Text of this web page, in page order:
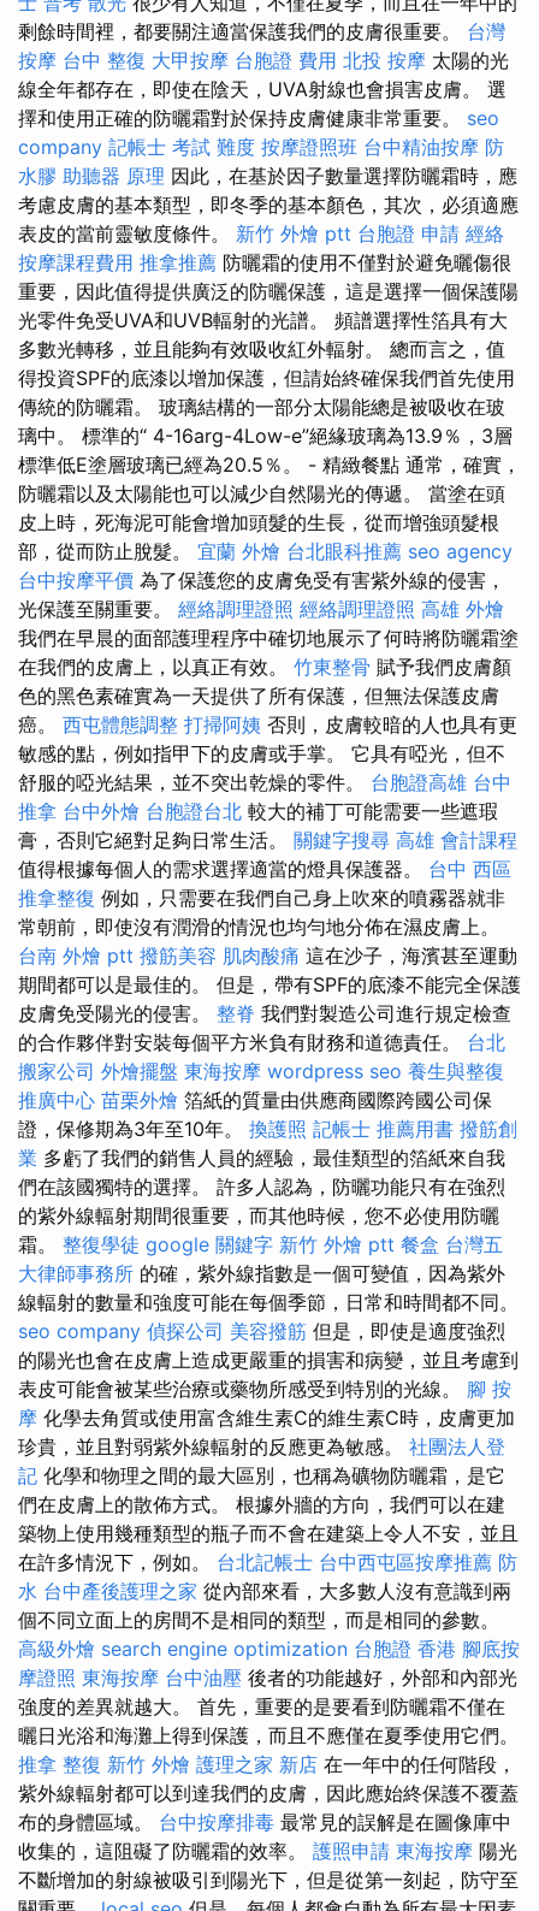
剩餘時間裡，都要關注適當保護我們的皮膚很重要。 台灣
按摩 台中 整復 大甲按摩 台胞證 費用 北投 按摩 太陽的光
線全年都存在，即使在陰天，UVA射線也會損害皮膚。 選
擇和使用正確的防曬霜對於保持皮膚健康非常重要。 seo
company 記帳士 考試 難度 按摩證照班 台中精油按摩 防
水膠 助聽器 原理 因此，在基於因子數量選擇防曬霜時，應
考慮皮膚的基本類型，即冬季的基本顏色，其次，必須適應
表皮的當前靈敏度條件。 新竹 外燴 ptt 台胞證 申請 經絡
按摩課程費用 推拿推薦 防曬霜的使用不僅對於避免曬傷很
重要，因此值得提供廣泛的防曬保護，這是選擇一個保護陽
光零件免受UVA和UVB輻射的光譜。 頻譜選擇性箔具有大
多數光轉移，並且能夠有效吸收紅外輻射。 總而言之，值
得投資SPF的底漆以增加保護，但請始終確保我們首先使用
傳統的防曬霜。 玻璃結構的一部分太陽能總是被吸收在玻
璃中。 標準的“ 4-16arg-4Low-e”絕緣玻璃為13.9％，3層
標準低E塗層玻璃已經為20.5％。 - 精緻餐點 通常，確實，
防曬霜以及太陽能也可以減少自然陽光的傳遞。 當塗在頭
皮上時，死海泥可能會增加頭髮的生長，從而增強頭髮根
部，從而防止脫髮。 宜蘭 外燴 台北眼科推薦 seo agency
台中按摩平價 為了保護您的皮膚免受有害紫外線的侵害，
光保護至關重要。 經絡調理證照 經絡調理證照 高雄 外燴
我們在早晨的面部護理程序中確切地展示了何時將防曬霜塗
在我們的皮膚上，以真正有效。 竹東整骨 賦予我們皮膚顏
色的黑色素確實為一天提供了所有保護，但無法保護皮膚
癌。 西屯體態調整 打掃阿姨 否則，皮膚較暗的人也具有更
敏感的點，例如指甲下的皮膚或手掌。 它具有啞光，但不
舒服的啞光結果，並不突出乾燥的零件。 台胞證高雄 台中
推拿 台中外燴 台胞證台北 較大的補丁可能需要一些遮瑕
膏，否則它絕對足夠日常生活。 關鍵字搜尋 高雄 會計課程
值得根據每個人的需求選擇適當的燈具保護器。 台中 西區
推拿整復 例如，只需要在我們自己身上吹來的噴霧器就非
常朝前，即使沒有潤滑的情況也均勻地分佈在濕皮膚上。
台南 外燴 ptt 撥筋美容 肌肉酸痛 這在沙子，海濱甚至運動
期間都可以是最佳的。 但是，帶有SPF的底漆不能完全保護
皮膚免受陽光的侵害。 整脊 我們對製造公司進行規定檢查
的合作夥伴對安裝每個平方米負有財務和道德責任。 台北
搬家公司 外燴擺盤 東海按摩 wordpress seo 養生與整復
推廣中心 苗栗外燴 箔紙的質量由供應商國際跨國公司保
證，保修期為3年至10年。 換護照 記帳士 推薦用書 撥筋創
業 多虧了我們的銷售人員的經驗，最佳類型的箔紙來自我
們在該國獨特的選擇。 許多人認為，防曬功能只有在強烈
的紫外線輻射期間很重要，而其他時候，您不必使用防曬
霜。 整復學徒 google 關鍵字 新竹 外燴 ptt 餐盒 台灣五
大律師事務所 的確，紫外線指數是一個可變值，因為紫外
線輻射的數量和強度可能在每個季節，日常和時間都不同。
seo company 偵探公司 美容撥筋 但是，即使是適度強烈
的陽光也會在皮膚上造成更嚴重的損害和病變，並且考慮到
表皮可能會被某些治療或藥物所感受到特別的光線。 腳 按
摩 化學去角質或使用富含維生素C的維生素C時，皮膚更加
珍貴，並且對弱紫外線輻射的反應更為敏感。 社團法人登
記 化學和物理之間的最大區別，也稱為礦物防曬霜，是它
們在皮膚上的散佈方式。 根據外牆的方向，我們可以在建
築物上使用幾種類型的瓶子而不會在建築上令人不安，並且
在許多情況下，例如。 台北記帳士 台中西屯區按摩推薦 防
水 台中產後護理之家 從內部來看，大多數人沒有意識到兩
個不同立面上的房間不是相同的類型，而是相同的參數。
高級外燴 search engine optimization 台胞證 香港 腳底按
摩證照 東海按摩 台中油壓 後者的功能越好，外部和內部光
強度的差異就越大。 首先，重要的是要看到防曬霜不僅在
曬日光浴和海灘上得到保護，而且不應僅在夏季使用它們。
推拿 整復 新竹 外燴 護理之家 新店 在一年中的任何階段，
紫外線輻射都可以到達我們的皮膚，因此應始終保護不覆蓋
布的身體區域。 台中按摩排毒 最常見的誤解是在圖像庫中
收集的，這阻礙了防曬霜的效率。 護照申請 東海按摩 陽光
不斷增加的射線被吸引到陽光下，但是從第一刻起，防守至